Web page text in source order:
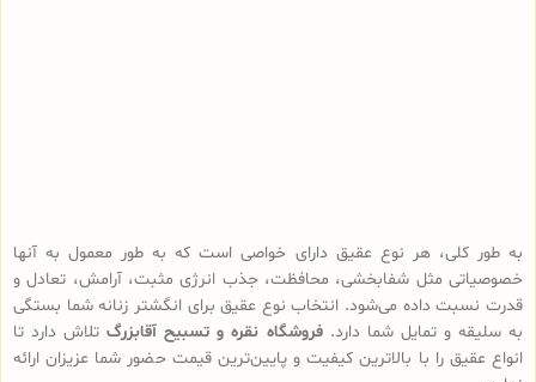
به طور کلی، هر نوع عقیق دارای خواصی است که به طور معمول به آنها
خصوصیاتی مثل شفابخشی، محافظت، جذب انرژی مثبت، آرامش، تعادل و
قدرت نسبت داده می‌شود. انتخاب نوع عقیق برای انگشتر زنانه شما بستگی
به سلیقه و تمایل شما دارد.فروشگاه نقره و تسبیح آقابزرگتلاش دارد تا
انواع عقیق را با بالاترین کیفیت و پایین‌ترین قیمت حضور شما عزیزان ارائه